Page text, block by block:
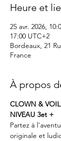
Heure et
25 avr. 2026,
17:00 UTC+2
Bordeaux, 21
France
À propos
CLOWN &
NIVEAU 3et +
Partez à
originale et